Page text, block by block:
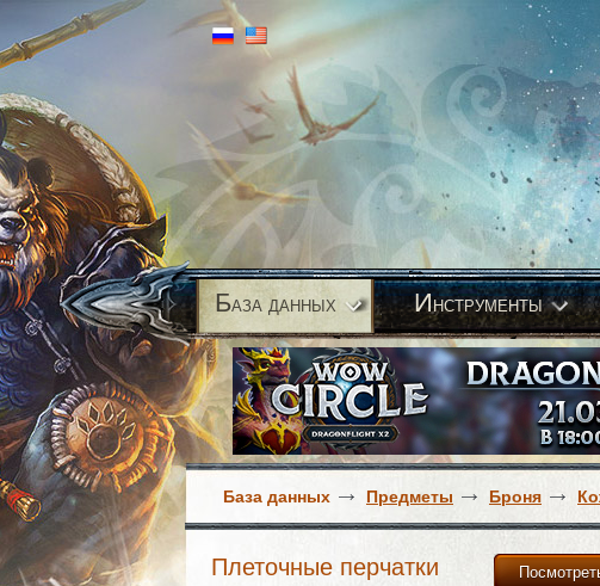
База данных Инструменты
База данных Предметы Броня
Плеточные перчатки